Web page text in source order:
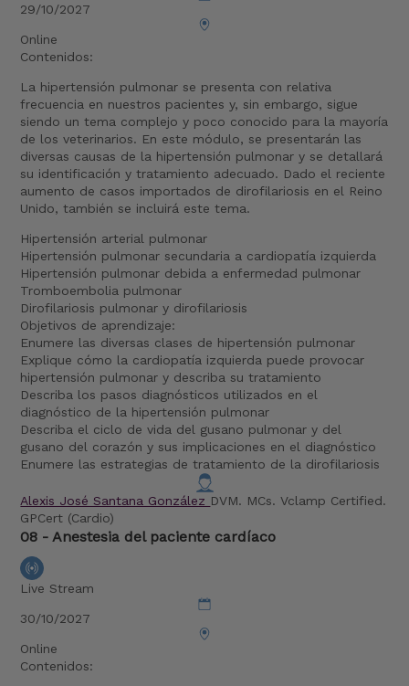
29/10/2027
Online
Contenidos:
La hipertensión pulmonar se presenta con relativa
frecuencia en nuestros pacientes y, sin embargo, sigue
siendo un tema complejo y poco conocido para la mayoría
de los veterinarios. En este módulo, se presentarán las
diversas causas de la hipertensión pulmonar y se detallará
su identificación y tratamiento adecuado. Dado el reciente
aumento de casos importados de dirofilariosis en el Reino
Unido, también se incluirá este tema.
Hipertensión arterial pulmonar
Hipertensión pulmonar secundaria a cardiopatía izquierda
Hipertensión pulmonar debida a enfermedad pulmonar
Tromboembolia pulmonar
Dirofilariosis pulmonar y dirofilariosis
Objetivos de aprendizaje:
Enumere las diversas clases de hipertensión pulmonar
Explique cómo la cardiopatía izquierda puede provocar
hipertensión pulmonar y describa su tratamiento
Describa los pasos diagnósticos utilizados en el
diagnóstico de la hipertensión pulmonar
Describa el ciclo de vida del gusano pulmonar y del
gusano del corazón y sus implicaciones en el diagnóstico
Enumere las estrategias de tratamiento de la dirofilariosis
Alexis José Santana González DVM. MCs. Vclamp Certified.
GPCert (Cardio)
08 - Anestesia del paciente cardíaco
Live Stream
30/10/2027
Online
Contenidos: